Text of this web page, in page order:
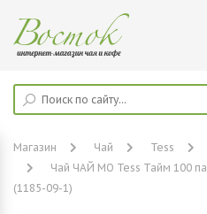
Магазин Чай Tess
Чай ЧАЙ МО Tess Тайм 100
(1185-09-1)